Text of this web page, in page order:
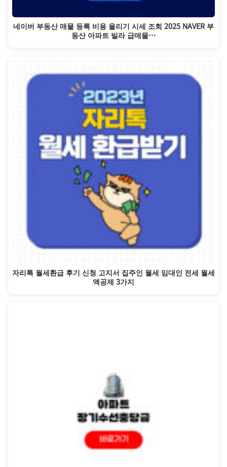
네이버 부동산 매물 등록 비용 올리기 시세 조회 2025 NAVER 부
동산 아파트 빌라 급매물…
자리톡 월세환급 후기 신청 고지서 집주인 월세 임대인 전세 월세
액공제 3가지